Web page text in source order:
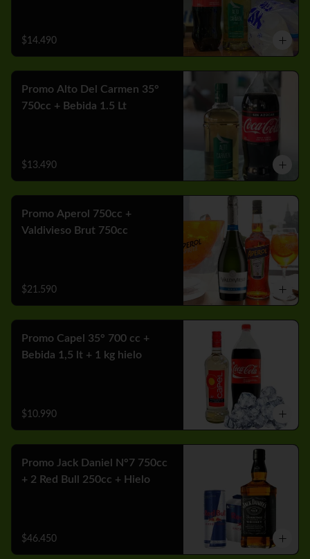
$14.490
Promo Alto Del Carmen 35°
750cc + Bebida 1.5 Lt
$13.490
Promo Aperol 750cc +
Valdivieso Brut 750cc
$21.590
Promo Capel 35° 700 cc +
Bebida 1,5 lt + 1 kg hielo
$10.990
Promo Jack Daniel N°7 750cc
+ 2 Red Bull 250cc + Hielo
$46.450